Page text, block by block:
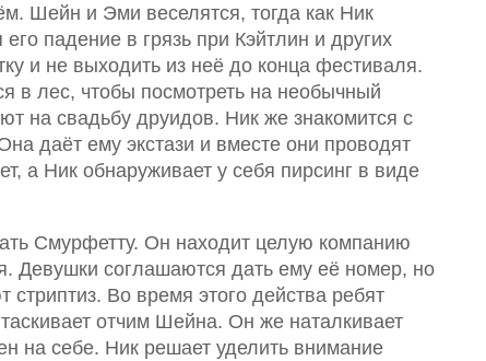
Шейн и Эми веселятся, тогда как Ник
падение в грязь при Кэйтлин и других
и не выходить из неё до конца фестиваля.
лес, чтобы посмотреть на необычный
на свадьбу друидов. Ник же знакомится с
даёт ему экстази и вместе они проводят
а Ник обнаруживает у себя пирсинг в виде
Смурфетту. Он находит целую компанию
Девушки соглашаются дать ему её номер, но
Во время этого действа ребят
отчим Шейна. Он же наталкивает
на себе. Ник решает уделить внимание